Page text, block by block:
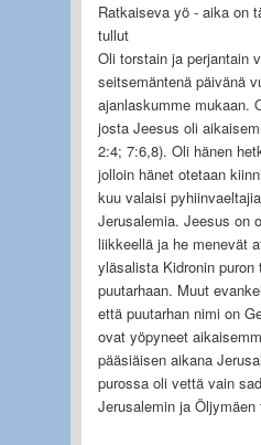
Ratkaiseva yö - aika on
tullut
Oli torstain ja perjantain
seitsemäntenä päivänä
ajanlaskumme mukaan.
josta Jeesus oli
2:4; 7:6,8). Oli hänen
jolloin hänet otetaan
kuu valaisi
Jerusalemia. Jeesus on
liikkeellä ja he menevät
yläsalista Kidronin puron
puutarhaan. Muut
että puutarhan nimi on
ovat yöpyneet
pääsiäisen aikana
purossa oli vettä vain
Jerusalemin ja Öljymäen